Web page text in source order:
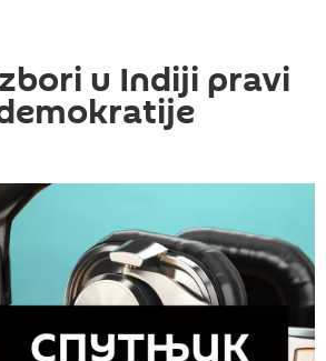
u Indiji pravi